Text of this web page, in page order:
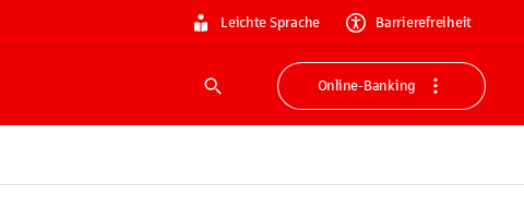
Leichte Sprache Barrierefreiheit
Suche
Online-Banking